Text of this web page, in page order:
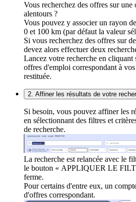
Vous recherchez des offres sur une
alentours ?
Vous pouvez y associer un rayon
0 et 100 km (par défaut la valeur
Si vous recherchez des offres sur
devez alors effectuer deux
Lancez votre recherche en cliquant
offres d'emploi correspondant à
restituée.
2. Affiner les résultats de votre
Si besoin, vous pouvez affiner les
en sélectionnant des filtres et
de recherche.
La recherche est relancée avec le
le bouton « APPLIQUER LE
ferme.
Pour certains d'entre eux, un
d'offres correspondant.